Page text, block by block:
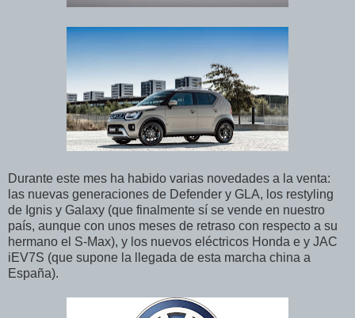
Durante este mes ha habido varias novedades a la venta:
las nuevas generaciones de Defender y GLA, los restyling
de Ignis y Galaxy (que finalmente sí se vende en nuestro
país, aunque con unos meses de retraso con respecto a su
hermano el S-Max), y los nuevos eléctricos Honda e y JAC
iEV7S (que supone la llegada de esta marcha china a
España).